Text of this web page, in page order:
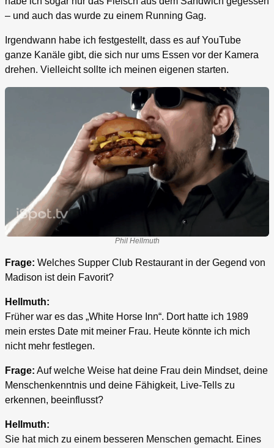
– und auch das wurde zu einem Running Gag.
Irgendwann habe ich festgestellt, dass es auf YouTube
ganze Kanäle gibt, die sich nur ums Essen vor der Kamera
drehen. Vielleicht sollte ich meinen eigenen starten.
Phil Hellmuth
Frage: Welches Supper Club Restaurant in der Gegend von
Madison ist dein Favorit?
Hellmuth:
Früher war es das „White Horse Inn“. Dort hatte ich 1989
mein erstes Date mit meiner Frau. Heute könnte ich mich
nicht mehr festlegen.
Frage: Auf welche Weise hat deine Frau dein Mindset, deine
Menschenkenntnis und deine Fähigkeit, Live-Tells zu
erkennen, beeinflusst?
Hellmuth:
Sie hat mich zu einem besseren Menschen gemacht. Eines